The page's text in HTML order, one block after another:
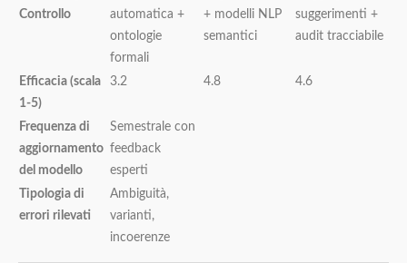
Controllo
automatica +
ontologie
formali
+ modelli NLP
semantici
suggerimenti +
audit tracciabile
Efficacia (scala
1-5)
3.2 4.8 4.6
Frequenza di
aggiornamento
del modello
Semestrale con
feedback
esperti
Tipologia di
errori rilevati
Ambiguità,
varianti,
incoerenze